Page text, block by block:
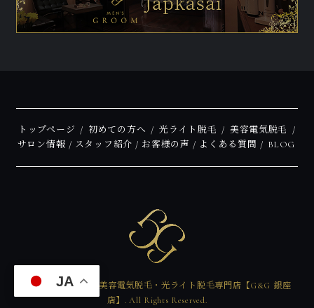
JA
トップページ 初めての方へ 光ライト脱毛
美容電気脱毛
サロン情報
スタッフ紹介 お客様の声 よくある質問 BLOG
Copyright © メンズ美容電気脱毛・光ライト脱毛専門店【G&G 銀座
店】. All Rights Reserved.